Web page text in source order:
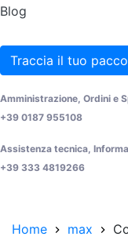
Blog
Traccia il tuo
Amministrazione, Ordini e
+39 0187 955108
Assistenza tecnica,
+39 333 4819266
Home max